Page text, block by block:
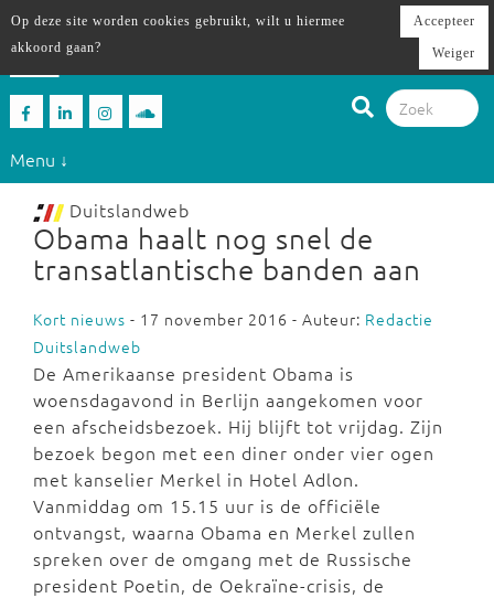
Menu ↓
Duitslandweb
Obama haalt nog snel de
transatlantische banden aan
Kort nieuws - 17 november 2016 - Auteur: Redactie
Duitslandweb
De Amerikaanse president Obama is
woensdagavond in Berlijn aangekomen voor
een afscheidsbezoek. Hij blijft tot vrijdag. Zijn
bezoek begon met een diner onder vier ogen
met kanselier Merkel in Hotel Adlon.
Vanmiddag om 15.15 uur is de officiële
ontvangst, waarna Obama en Merkel zullen
spreken over de omgang met de Russische
president Poetin, de Oekraïne-crisis, de
Op deze site worden cookies gebruikt, wilt u hiermee
akkoord gaan?
Accepteer
Weiger